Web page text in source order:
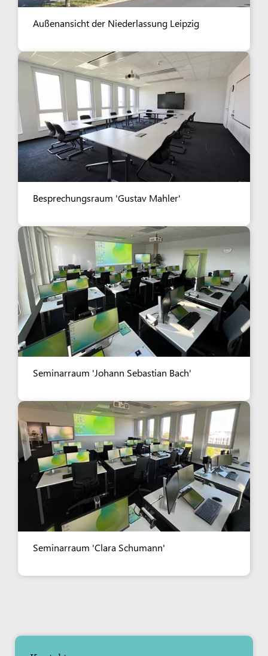
Außenansicht der Niederlassung Leipzig
Besprechungsraum 'Gustav Mahler'
Seminarraum 'Johann Sebastian Bach'
Seminarraum 'Clara Schumann'